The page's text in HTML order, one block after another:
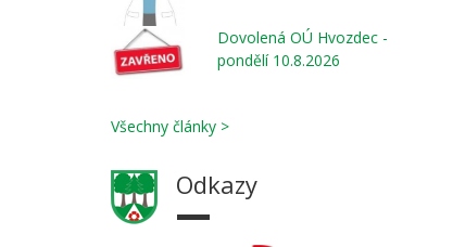
Dovolená OÚ Hvozdec -
pondělí 10.8.2026
Všechny články >
Odkazy